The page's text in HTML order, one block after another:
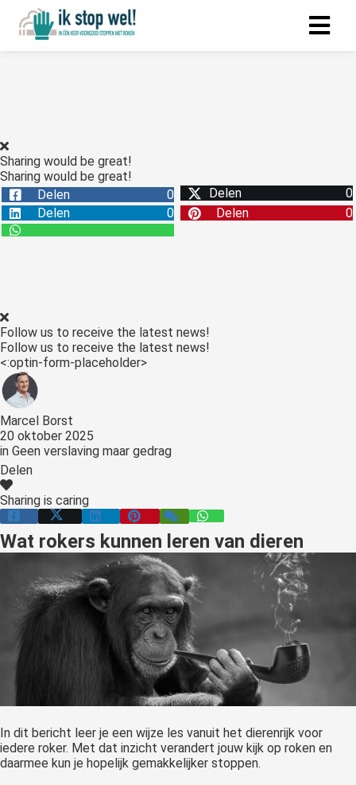
Sharing would be great!
Sharing would be great!
Delen
0 Delen
0
Delen
0 Delen 0
Follow us to receive the latest news!
Follow us to receive the latest news!
<:optin-form-placeholder>
Marcel Borst
20 oktober 2025
in Geen verslaving maar gedrag
Delen
Sharing is caring
Wat rokers kunnen leren van dieren
In dit bericht leer je een wijze les vanuit het dierenrijk voor
iedere roker. Met dat inzicht verandert jouw kijk op roken en
daarmee kun je hopelijk gemakkelijker stoppen.